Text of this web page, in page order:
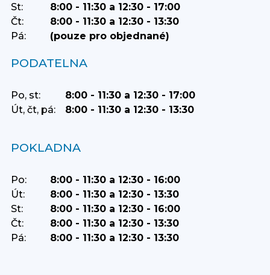
St:
8:00 - 11:30 a 12:30 - 17:00
Čt:
8:00 - 11:30 a 12:30 - 13:30
Pá:
(pouze pro objednané)
PODATELNA
Po, st:
8:00 - 11:30 a 12:30 - 17:00
Út, čt, pá:
8:00 - 11:30 a 12:30 - 13:30
POKLADNA
Po:
8:00 - 11:30 a 12:30 - 16:00
Út:
8:00 - 11:30 a 12:30 - 13:30
St:
8:00 - 11:30 a 12:30 - 16:00
Čt:
8:00 - 11:30 a 12:30 - 13:30
Pá:
8:00 - 11:30 a 12:30 - 13:30